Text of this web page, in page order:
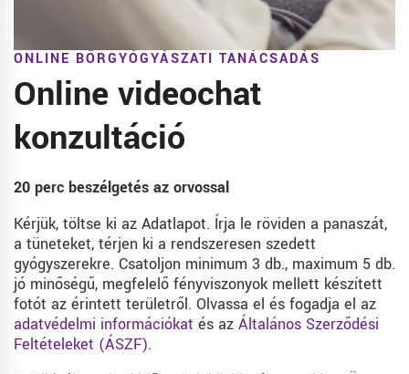
ONLINE BŐRGYÓGYÁSZATI TANÁCSADÁS
Online videochat
konzultáció
20 perc beszélgetés az orvossal
Kérjük, töltse ki az Adatlapot. Írja le röviden a panaszát,
a tüneteket, térjen ki a rendszeresen szedett
gyógyszerekre. Csatoljon minimum 3 db., maximum 5 db.
jó minőségű, megfelelő fényviszonyok mellett készített
fotót az érintett területről. Olvassa el és fogadja el az
adatvédelmi információkat és az Általános Szerződési
Feltételeket (ÁSZF).